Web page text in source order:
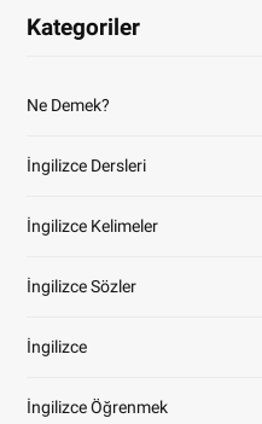
Kategoriler
Ne Demek?
İngilizce Dersleri
İngilizce Kelimeler
İngilizce Sözler
İngilizce
İngilizce Öğrenmek